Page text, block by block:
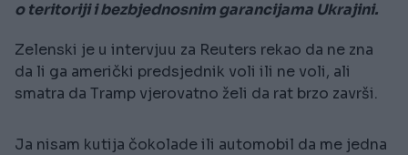
o teritoriji i bezbjednosnim garancijama Ukrajini.
Zelenski je u intervjuu za Reuters rekao da ne zna
da li ga američki predsjednik voli ili ne voli, ali
smatra da Tramp vjerovatno želi da rat brzo završi.
Ja nisam kutija čokolade ili automobil da me jedna